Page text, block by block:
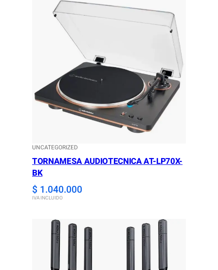
UNCATEGORIZED
TORNAMESA AUDIOTECNICA AT-LP70X-
BK
$ 1.040.000
IVA INCLUIDO